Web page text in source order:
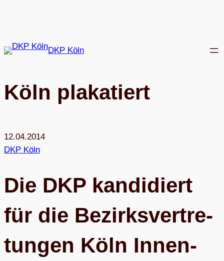
DKP Köln
Köln pla­ka­tiert
12.04.2014
DKP Köln
Die DKP kan­di­diert
für die Bezirks­ver­tre­
tun­gen Köln Innen­